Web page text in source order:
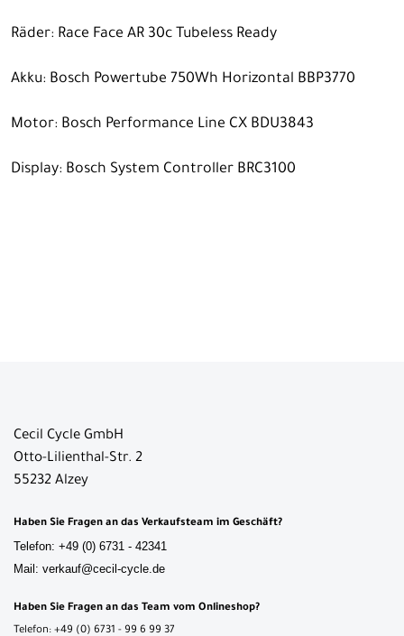
Räder: Race Face AR 30c Tubeless Ready
Akku: Bosch Powertube 750Wh Horizontal BBP3770
Motor: Bosch Performance Line CX BDU3843
Display: Bosch System Controller BRC3100
Cecil Cycle GmbH
Otto-Lilienthal-Str. 2
55232 Alzey
Haben Sie Fragen an das Verkaufsteam im Geschäft?
Telefon: +49 (0) 6731 - 42341
Mail: verkauf@cecil-cycle.de
Haben Sie Fragen an das Team vom Onlineshop?
Telefon: +49 (0) 6731 - 99 6 99 37